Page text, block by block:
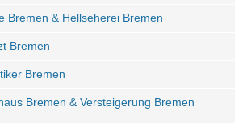
Bremen & Hellseherei Bremen
Bremen
Bremen
Bremen & Versteigerung Bremen